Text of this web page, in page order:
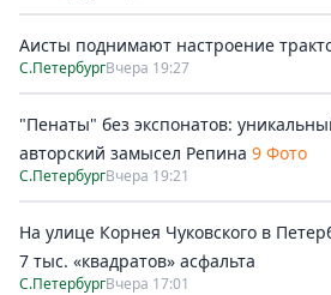
Аисты поднимают настроение
С.ПетербургВчера 19:27
"Пенаты" без экспонатов:
авторский замысел Репина 9 Фото
С.ПетербургВчера 19:21
На улице Корнея Чуковского в
7 тыс. «квадратов» асфальта
С.ПетербургВчера 17:01